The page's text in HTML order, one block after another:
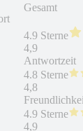
Gesamt
4.9 Sterne
4,9
Antwortzeit
4.8 Sterne
4,8
4.9 Sterne
4,9